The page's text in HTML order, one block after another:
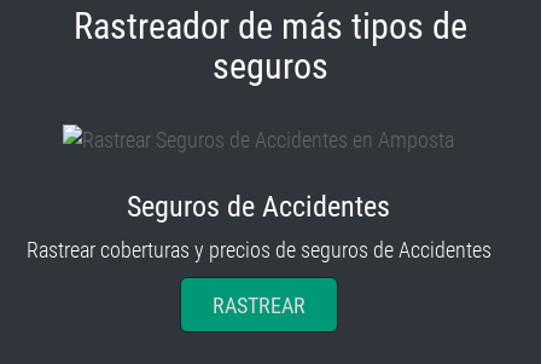
Rastreador de más tipos de
seguros
Seguros de Accidentes
Rastrear coberturas y precios de seguros de Accidentes
RASTREAR